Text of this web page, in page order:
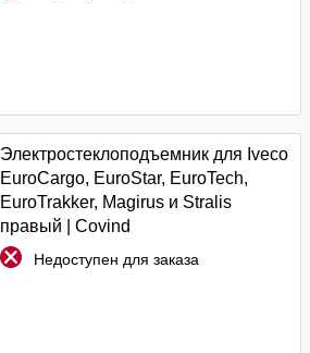
Электростеклоподъемник для Iveco
EuroCargo, EuroStar, EuroTech,
EuroTrakker, Magirus и Stralis
правый | Covind
Недоступен для заказа